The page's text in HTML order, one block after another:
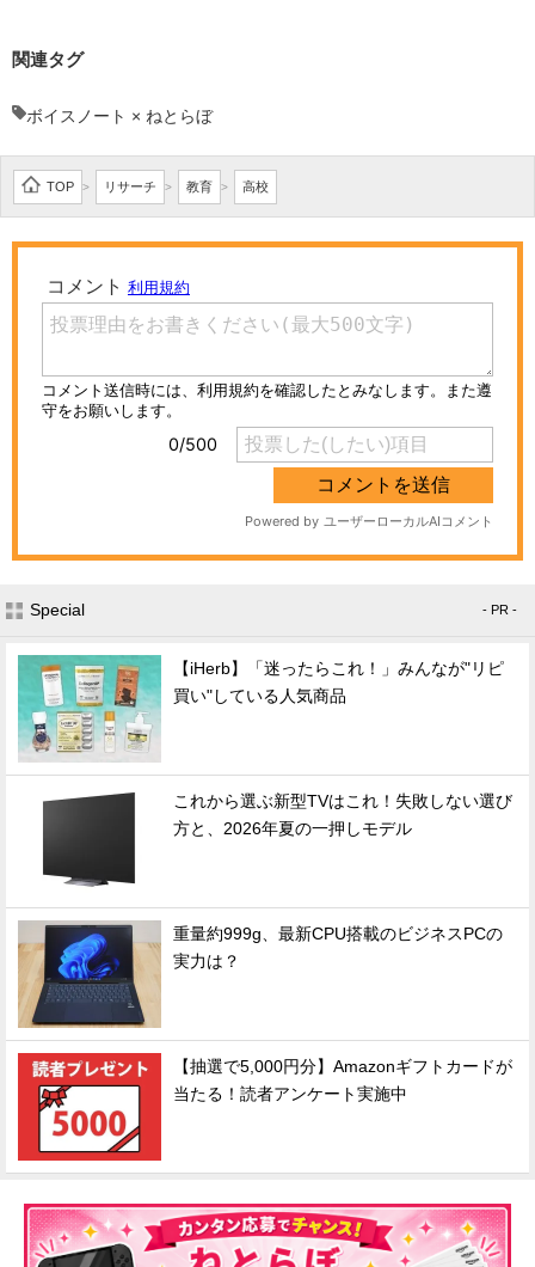
関連タグ
ボイスノート × ねとらぼ
TOP > リサーチ > 教育 > 高校
Special - PR -
【iHerb】「迷ったらこれ！」みんなが"リピ
買い"している人気商品
これから選ぶ新型TVはこれ！失敗しない選び
方と、2026年夏の一押しモデル
重量約999g、最新CPU搭載のビジネスPCの
実力は？
【抽選で5,000円分】Amazonギフトカードが
当たる！読者アンケート実施中